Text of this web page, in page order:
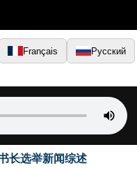
Français Русский
长选举新闻综述